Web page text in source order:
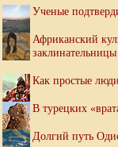
Ученые
Африканский
Как простые
В турецких
Долгий путь